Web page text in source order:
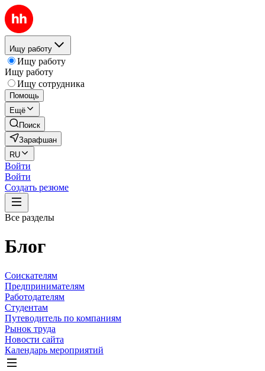
Ищу работу
Ищу работу
Ищу работу
Ищу сотрудника
Помощь
Ещё
Поиск
Зарафшан
RU
Войти
Войти
Создать резюме
Все разделы
Блог
Соискателям
Предпринимателям
Работодателям
Студентам
Путеводитель по компаниям
Рынок труда
Новости сайта
Календарь мероприятий